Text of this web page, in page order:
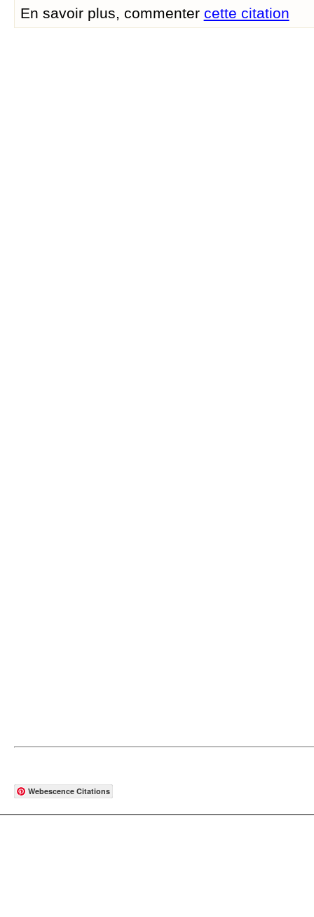
En savoir plus, commenter cette citation
Webescence Citations